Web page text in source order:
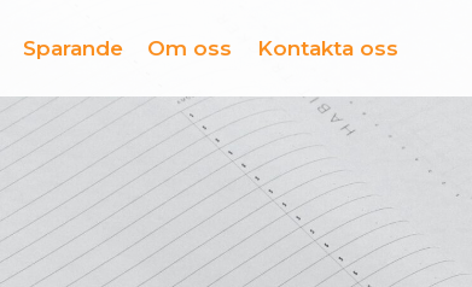
Sparande Om oss Kontakta oss